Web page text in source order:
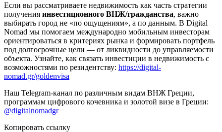
Если вы рассматриваете недвижимость как часть стратегии
получения инвестиционного ВНЖ/гражданства, важно
выбирать город не «по ощущениям», а по данным. В Digital
Nomad мы помогаем международно мобильным инвесторам
ориентироваться в критериях рынка и формировать портфель
под долгосрочные цели — от ликвидности до управляемости
объекта. Узнайте, как связать инвестиции в недвижимость с
возможностями по резидентству: https://digital-
nomad.gr/goldenvisa
Наш Telegram-канал по различным видам ВНЖ Греции,
программам цифрового кочевника и золотой визе в Греции:
@digitalnomadgr
Копировать ссылку